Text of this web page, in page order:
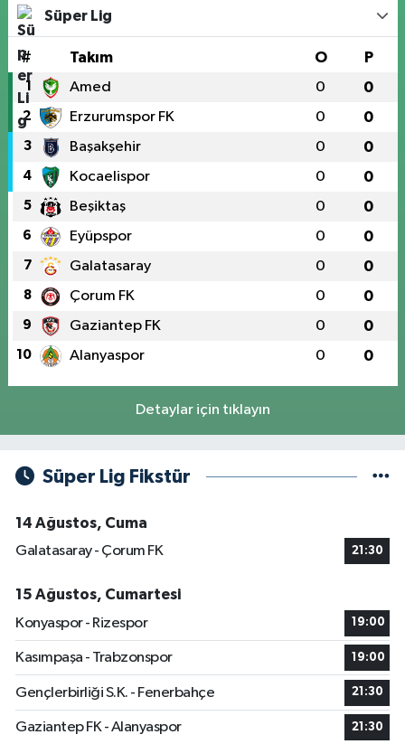
Süper Lig
# Takım O P
1 Amed 0 0
2 Erzurumspor FK 0 0
3 Başakşehir 0 0
4 Kocaelispor 0 0
5 Beşiktaş 0 0
6 Eyüpspor 0 0
7 Galatasaray 0 0
8 Çorum FK 0 0
9 Gaziantep FK 0 0
10 Alanyaspor 0 0
Detaylar için tıklayın
Süper Lig Fikstür
14 Ağustos, Cuma
Galatasaray - Çorum FK
21:30
15 Ağustos, Cumartesi
Konyaspor - Rizespor
19:00
Kasımpaşa - Trabzonspor 19:00
Gençlerbirliği S.K. - Fenerbahçe 21:30
Gaziantep FK - Alanyaspor 21:30